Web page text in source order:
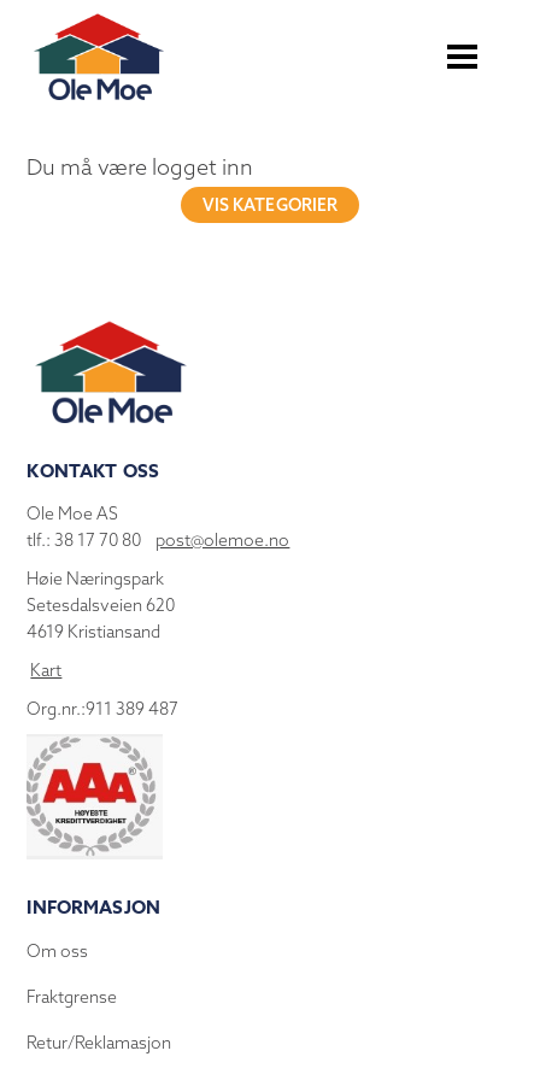
Du må være logget inn
VIS KATEGORIER
KONTAKT OSS
Ole Moe AS
tlf.: 38 17 70 80 post@olemoe.no
Høie Næringspark
Setesdalsveien 620
4619 Kristiansand
Kart
Org.nr.:911 389 487
INFORMASJON
Om oss
Fraktgrense
Retur/Reklamasjon